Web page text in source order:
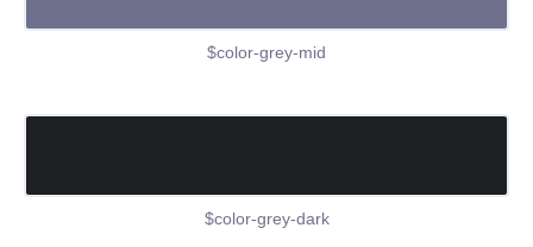
$color-grey-mid
$color-grey-dark